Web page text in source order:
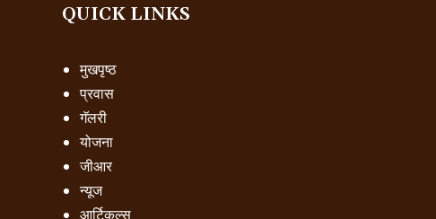
QUICK LINKS
मुखपृष्ठ
प्रवास
गॅलरी
योजना
जीआर
न्यूज
आर्टिकल्स